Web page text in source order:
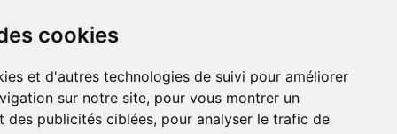
cookies
et d'autres technologies de suivi pour améliorer
sur notre site, pour vous montrer un
des publicités ciblées, pour analyser le trafic de